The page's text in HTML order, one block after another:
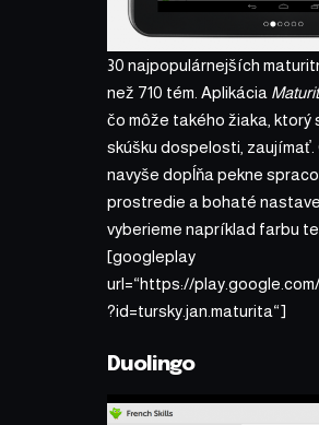
30 najpopulárnejších
než 710 tém. Aplikácia
čo môže takého žiaka, ktorý
skúšku dospelosti, zaujímať.
navyše dopĺňa pekne
prostredie a bohaté
vyberieme napríklad farbu
[googleplay
url=“https://
?id=tursky.jan.maturita“]
Duolingo